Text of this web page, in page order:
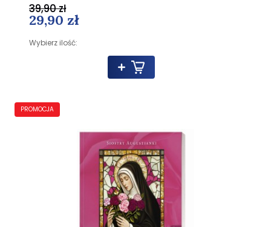
29,90 zł
Wybierz ilość:
39,90 zł
PROMOCJA